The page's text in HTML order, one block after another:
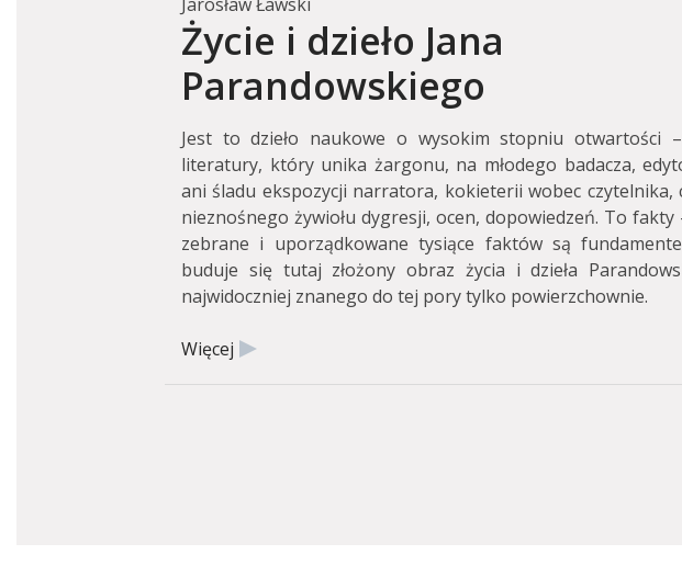
Życie i dzieło Jana
Parandowskiego
Jest to dzieło naukowe o wysokim stopniu otwartości
literatury, który unika żargonu, na młodego badacza,
ani śladu ekspozycji narratora, kokieterii wobec czytelnika,
nieznośnego żywiołu dygresji, ocen, dopowiedzeń. To fakty
zebrane i uporządkowane tysiące faktów są
buduje się tutaj złożony obraz życia i dzieła
najwidoczniej znanego do tej pory tylko powierzchownie.
Więcej